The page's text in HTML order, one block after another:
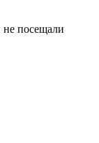
не посещали